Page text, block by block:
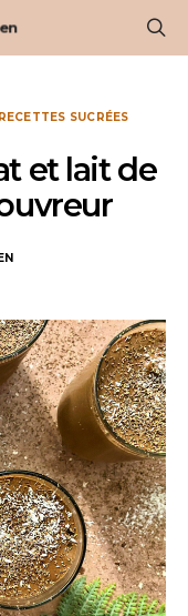
RECETTES SUCRÉES
et lait de